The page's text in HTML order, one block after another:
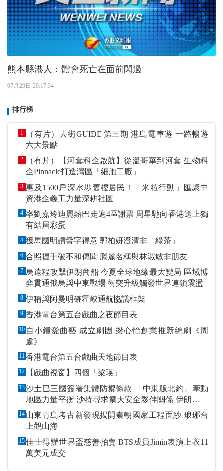
熊本縣港人：體會死亡在面前閃過
07月29日 20:17:34
排行榜
1
（有片）去街GUIDE 第三期 港島電車遊 一路暢遊
六大景點
2
（有片）【河套科企啟航】從溫哥華到河套 生物科
企Pinnacle打造灣區「細胞工廠」
3 惠及1500戶深水埗舊樓居民！「米粒行動」匯聚中
資港企義工力量深耕社區
4 率劉嘉玲迪麗熱巴走遍4區謝票 周星馳向香港送上獨
有結局彩蛋
5 獲馬國明讚疊字得意 郭柏妍澄清非「綠茶」
6 合照握手破不和傳聞 滕麗名稱與林淑敏非朋友
7 烏遠程攻擊伊朗商船 今夏全球地緣最大變局 區域博
弈貫通俄烏與中東戰場 衝突升級觸發世界連鎖震盪
8 伊稱與阿曼明確霍峽通航協議框架
9 香港電台第五台戲曲之夜節目表
10 自小鍾愛曲藝 成立劇團 梁心怡創業推新編劇《周
處》
11香港電台第五台戲曲天地節目表
12 【戲曲視窗】四個「梁瑛」
13沙土巴三國簽署集體防禦條款 「中東版北約」牽動
地區力量平衡 沙特尋求擴大安全夥伴關係 伊朗潑冷
水促改變政策
14 山東青島考古新發現揭開秦朝國家工程面紗 琅琊台
上觀山海
15佳士得辦世界盃慈善拍賣 BTS成員Jimin表演上衣11
萬美元成交